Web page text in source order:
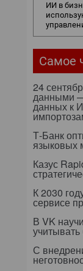
ИИ в
Самое
24
данными —
данных к
Т-Банк
языковых
Казус
К 2030
сервисе
В VK
С